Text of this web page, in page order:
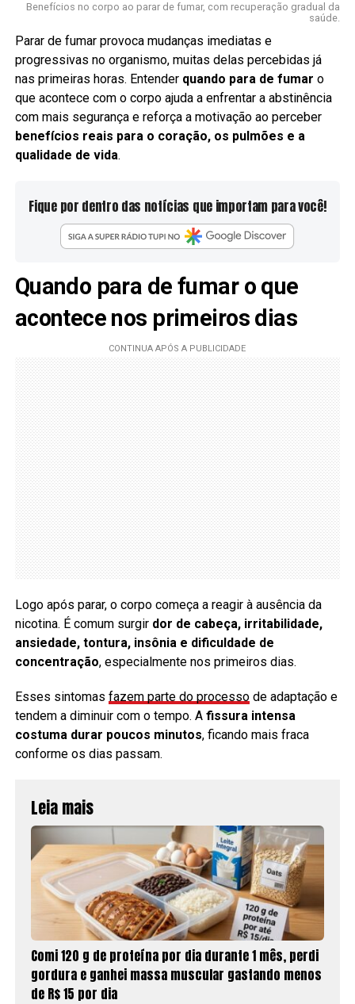
Benefícios no corpo ao parar de fumar, com recuperação gradual da
saúde.
Parar de fumar provoca mudanças imediatas e
progressivas no organismo, muitas delas percebidas já
nas primeiras horas. Entender quando para de fumar o
que acontece com o corpo ajuda a enfrentar a abstinência
com mais segurança e reforça a motivação ao perceber
benefícios reais para o coração, os pulmões e a
qualidade de vida.
Fique por dentro das notícias que importam para você!
Quando para de fumar o que
acontece nos primeiros dias
Logo após parar, o corpo começa a reagir à ausência da
nicotina. É comum surgir dor de cabeça, irritabilidade,
ansiedade, tontura, insônia e dificuldade de
concentração, especialmente nos primeiros dias.
Esses sintomas fazem parte do processode adaptação e
tendem a diminuir com o tempo. A fissura intensa
costuma durar poucos minutos, ficando mais fraca
conforme os dias passam.
Leia mais
Comi 120 g de proteína por dia durante 1 mês, perdi
gordura e ganhei massa muscular gastando menos
de R$ 15 por dia